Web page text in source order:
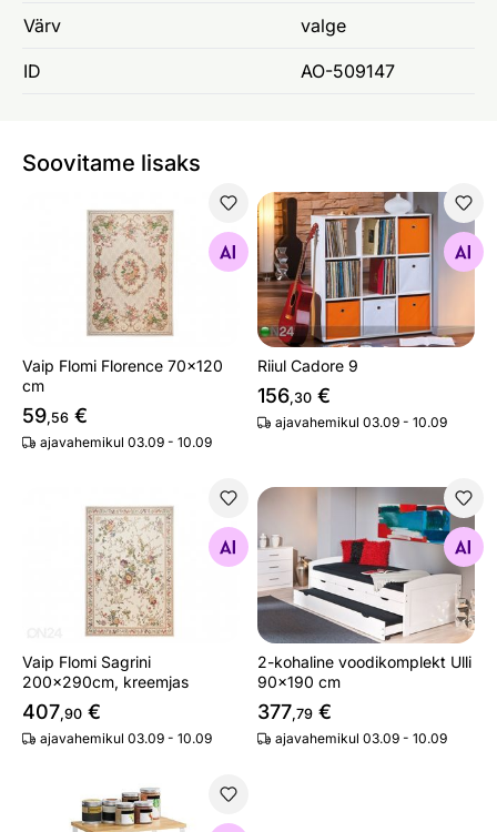
Värv valge
ID AO-509147
Soovitame lisaks
Vaip Flomi Florence 70x120 cm
Otsi sarnaseid
Vaip Flomi Florence 70x120
cm
59,56 €
ajavahemikul 03.09 - 10.09
Riiul Cadore 9
Otsi sarnaseid
Riiul Cadore 9
156,30 €
ajavahemikul 03.09 - 10.09
Vaip Flomi Sagrini 200x290cm, kreemjas
Otsi sarnaseid
Vaip Flomi Sagrini
200x290cm, kreemjas
407,90 €
ajavahemikul 03.09 - 10.09
2-kohaline voodikomplekt
Otsi sarnaseid
2-kohaline voodikomplekt Ulli
90x190 cm
377,79 €
ajavahemikul 03.09 - 10.09
Riiul lauale 2tk, valge/bambus